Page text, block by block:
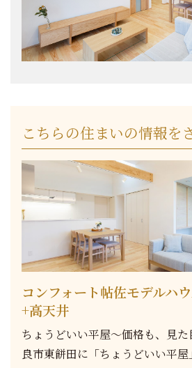
こちらの住まいの情報を
コンフォート帖佐モデルハ
+高天井
ちょうどいい平屋～価格も、見
良市東餅田に「ちょうどいい平